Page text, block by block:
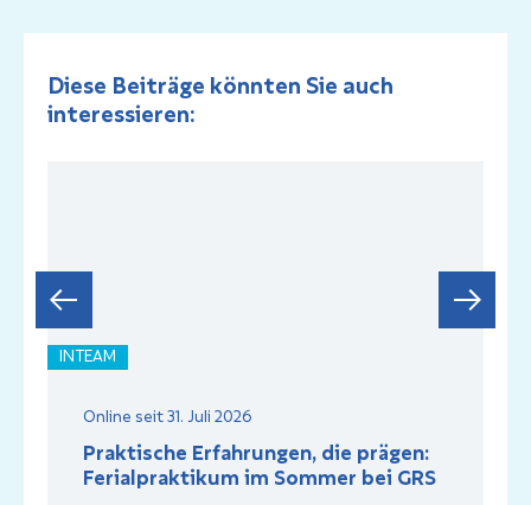
Diese Beiträge könnten Sie auch
interessieren:
INTEAM
Online seit 31. Juli 2026
Praktische Erfahrungen, die prägen:
Ferialpraktikum im Sommer bei GRS